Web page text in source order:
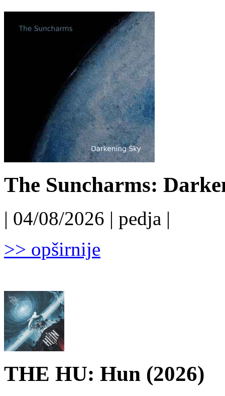
The Suncharms:
| 04/08/2026 | pedja |
>> opširnije
THE HU: Hun (2026)